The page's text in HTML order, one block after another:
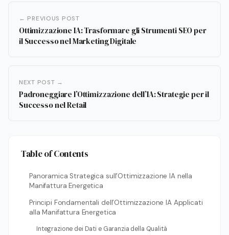
← PREVIOUS POST
Ottimizzazione IA: Trasformare gli Strumenti SEO per
il Successo nel Marketing Digitale
NEXT POST →
Padroneggiare l’Ottimizzazione dell’IA: Strategie per il
Successo nel Retail
Table of Contents
Panoramica Strategica sull’Ottimizzazione IA nella
Manifattura Energetica
Principi Fondamentali dell’Ottimizzazione IA Applicati
alla Manifattura Energetica
Integrazione dei Dati e Garanzia della Qualità